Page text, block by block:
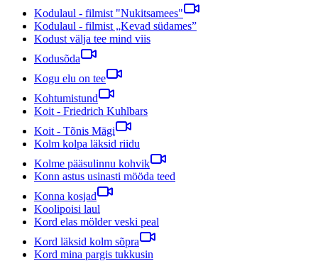
Kodulaul - filmist "Nukitsamees"
Kodulaul - filmist „Kevad südames”
Kodust välja tee mind viis
Kodusõda
Kogu elu on tee
Kohtumistund
Koit - Friedrich Kuhlbars
Koit - Tõnis Mägi
Kolm kolpa läksid riidu
Kolme pääsulinnu kohvik
Konn astus usinasti mööda teed
Konna kosjad
Koolipoisi laul
Kord elas mölder veski peal
Kord läksid kolm sõpra
Kord mina pargis tukkusin